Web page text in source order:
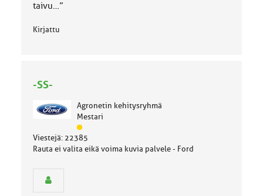
taivu…”
Kirjattu
-SS-
Agronetin kehitysryhmä
Mestari
J
ä
s
Viestejä: 22385
Rauta ei valita eikä voima kuvia palvele - Ford